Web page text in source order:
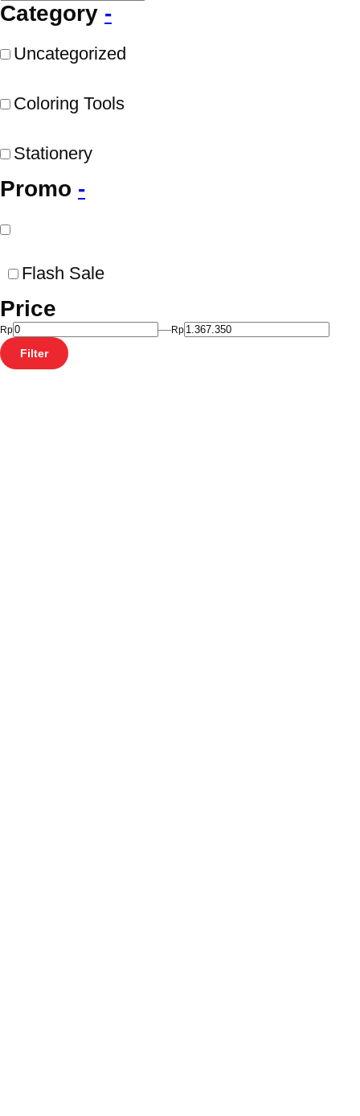
Category -
Uncategorized
Coloring Tools
Stationery
Promo -
Flash Sale
Price
—
Filter